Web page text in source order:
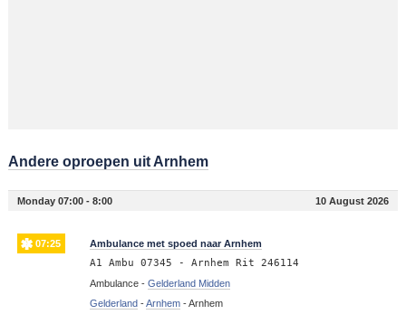
Andere oproepen uit Arnhem
Monday 07:00 - 8:00 10 August 2026
07:25 Ambulance met spoed naar Arnhem
A1 Ambu 07345 - Arnhem Rit 246114
Ambulance - Gelderland Midden
Gelderland-Arnhem-Arnhem